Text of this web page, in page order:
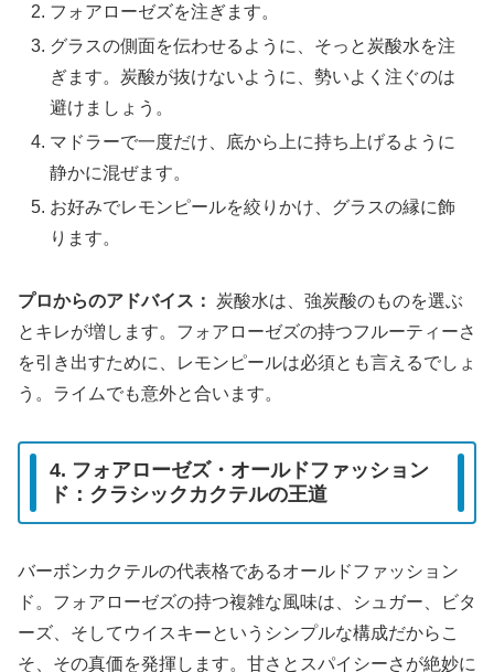
フォアローゼズを注ぎます。
グラスの側面を伝わせるように、そっと炭酸水を注
ぎます。炭酸が抜けないように、勢いよく注ぐのは
避けましょう。
マドラーで一度だけ、底から上に持ち上げるように
静かに混ぜます。
お好みでレモンピールを絞りかけ、グラスの縁に飾
ります。
プロからのアドバイス：
炭酸水は、強炭酸のものを選ぶ
とキレが増します。フォアローゼズの持つフルーティーさ
を引き出すために、レモンピールは必須とも言えるでしょ
う。ライムでも意外と合います。
4. フォアローゼズ・オールドファッション
ド：クラシックカクテルの王道
バーボンカクテルの代表格であるオールドファッション
ド。フォアローゼズの持つ複雑な風味は、シュガー、ビタ
ーズ、そしてウイスキーというシンプルな構成だからこ
そ、その真価を発揮します。甘さとスパイシーさが絶妙に